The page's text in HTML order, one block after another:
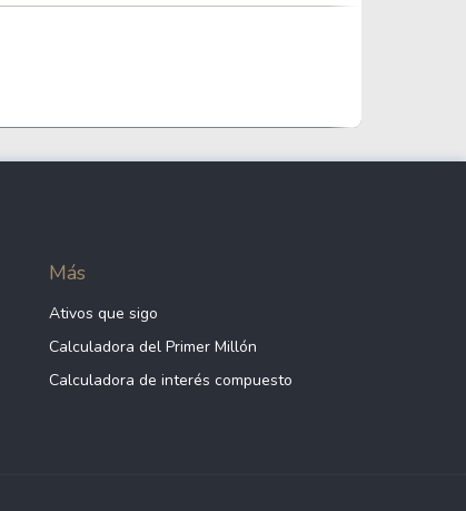
Más
Ativos que sigo
Calculadora del Primer Millón
Calculadora de interés compuesto